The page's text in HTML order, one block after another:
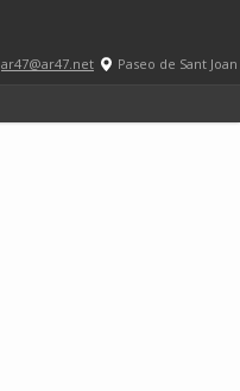
ar47@ar47.net Paseo de Sant